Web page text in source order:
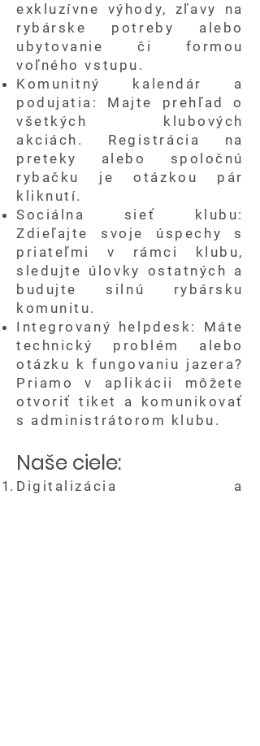
exkluzívne výhody, zľavy na
rybárske potreby alebo
ubytovanie či formou
voľného vstupu.
Komunitný kalendár a
podujatia: Majte prehľad o
všetkých klubových
akciách. Registrácia na
preteky alebo spoločnú
rybačku je otázkou pár
kliknutí.
Sociálna sieť klubu:
Zdieľajte svoje úspechy s
priateľmi v rámci klubu,
sledujte úlovky ostatných a
budujte silnú rybársku
komunitu.
Integrovaný helpdesk: Máte
technický problém alebo
otázku k fungovaniu jazera?
Priamo v aplikácii môžete
otvoriť tiket a komunikovať
s administrátorom klubu.
Naše ciele:
Digitalizácia a